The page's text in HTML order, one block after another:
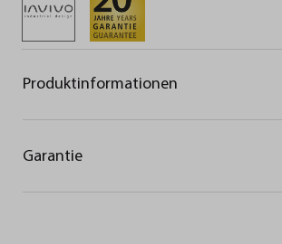
Produktinformationen
Garantie